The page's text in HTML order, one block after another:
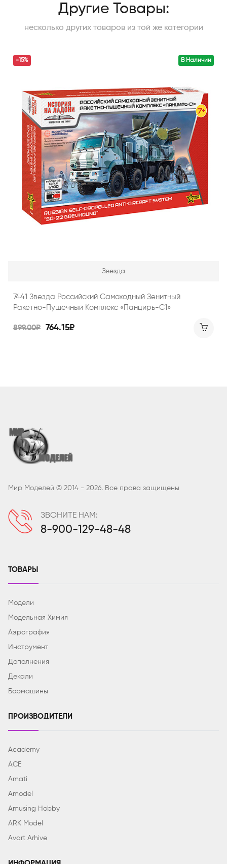
Другие Товары:
несколько других товаров из той же категории
В Наличии
-15%
Звезда
7441 Звезда Российский Самоходный Зенитный
Ракетно-Пушечный Комплекс «Панцирь-С1»
899.00₽ 764.15₽
Мир Моделей © 2014 - 2026. Все права защищены
ЗВОНИТЕ НАМ:
8-900-129-48-48
ТОВАРЫ
Модели
Модельная Химия
Аэрография
Инструмент
Дополнения
Декали
Бормашины
ПРОИЗВОДИТЕЛИ
Academy
ACE
Amati
Amodel
Amusing Hobby
ARK Model
Avart Arhive